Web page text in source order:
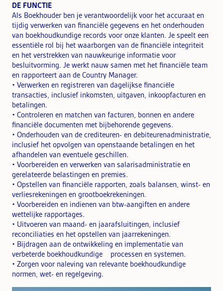
DE FUNCTIE
Als Boekhouder ben je verantwoordelijk voor het accuraat en
tijdig verwerken van financiële gegevens en het onderhouden
van boekhoudkundige records voor onze klanten. Je speelt een
essentiële rol bij het waarborgen van de financiële integriteit
en het verstrekken van nauwkeurige informatie voor
besluitvorming. Je werkt nauw samen met het financiële team
en rapporteert aan de Country Manager.
• Verwerken en registreren van dagelijkse financiële
transacties, inclusief inkomsten, uitgaven, inkoopfacturen en
betalingen.
• Controleren en matchen van facturen, bonnen en andere
financiële documenten met bijbehorende gegevens.
• Onderhouden van de crediteuren- en debiteurenadministratie,
inclusief het opvolgen van openstaande betalingen en het
afhandelen van eventuele geschillen.
• Voorbereiden en verwerken van salarisadministratie en
gerelateerde belastingen en premies.
• Opstellen van financiële rapporten, zoals balansen, winst- en
verliesrekeningen en grootboekrekeningen.
• Voorbereiden en indienen van btw-aangiften en andere
wettelijke rapportages.
• Uitvoeren van maand- en jaarafsluitingen, inclusief
reconciliaties en het opstellen van jaarrekeningen.
• Bijdragen aan de ontwikkeling en implementatie van
verbeterde boekhoudkundige processen en systemen.
• Zorgen voor naleving van relevante boekhoudkundige
normen, wet- en regelgeving.